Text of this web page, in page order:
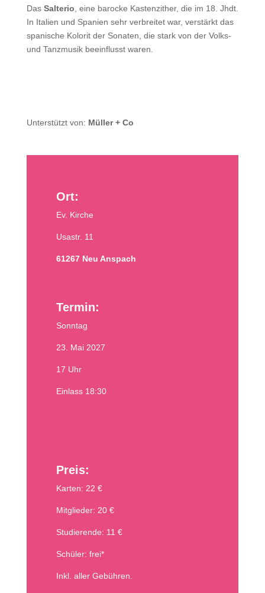
Das Salterio , eine barocke Kastenzither, die im 18. Jhdt.
In Italien und Spanien sehr verbreitet war, verstärkt das
spanische Kolorit der Sonaten, die stark von der Volks-
und Tanzmusik beeinflusst waren.
Unterstützt von: Müller + Co
Ort:
Ev. Kirche
Usastr. 11
61267 Neu Anspach
Termin:
Sonntag
23. Mai 2027
17 Uhr
Einlass 18:30
Preis:
Karten: 22 €
Mitglieder: 20 €
Studierende: 11 €
Schüler: frei*
Inkl. aller Gebühren.